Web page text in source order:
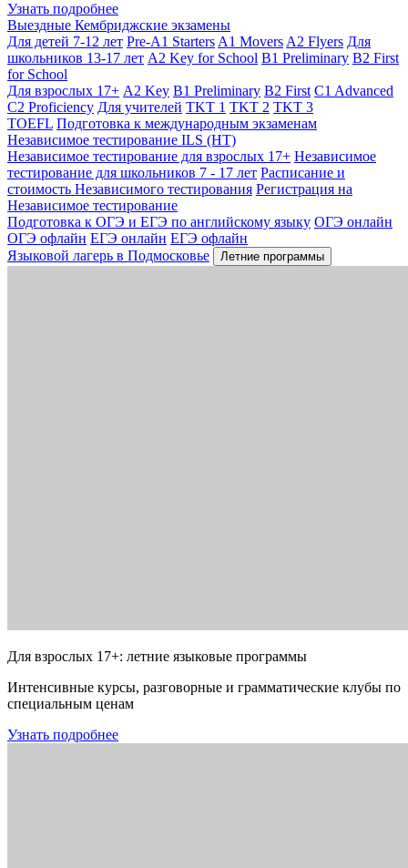
Узнать подробнее
Выездные Кембриджские экзамены
Для детей 7-12 лет Pre-A1 Starters A1 Movers A2 Flyers Для
школьников 13-17 лет A2 Key for School B1 Preliminary B2 First
for School
Для взрослых 17+ A2 Key B1 Preliminary B2 First C1 Advanced
C2 Proficiency Для учителей TKT 1 TKT 2 TKT 3
TOEFL Подготовка к международным экзаменам
Независимое тестирование ILS (НТ)
Независимое тестирование для взрослых 17+ Независимое
тестирование для школьников 7 - 17 лет Расписание и
стоимость Независимого тестирования Регистрация на
Независимое тестирование
Подготовка к ОГЭ и ЕГЭ по английскому языку ОГЭ онлайн
ОГЭ офлайн ЕГЭ онлайн ЕГЭ офлайн
Языковой лагерь в Подмосковье
Летние программы
Для взрослых 17+: летние языковые программы
Интенсивные курсы, разговорные и грамматические клубы по
специальным ценам
Узнать подробнее